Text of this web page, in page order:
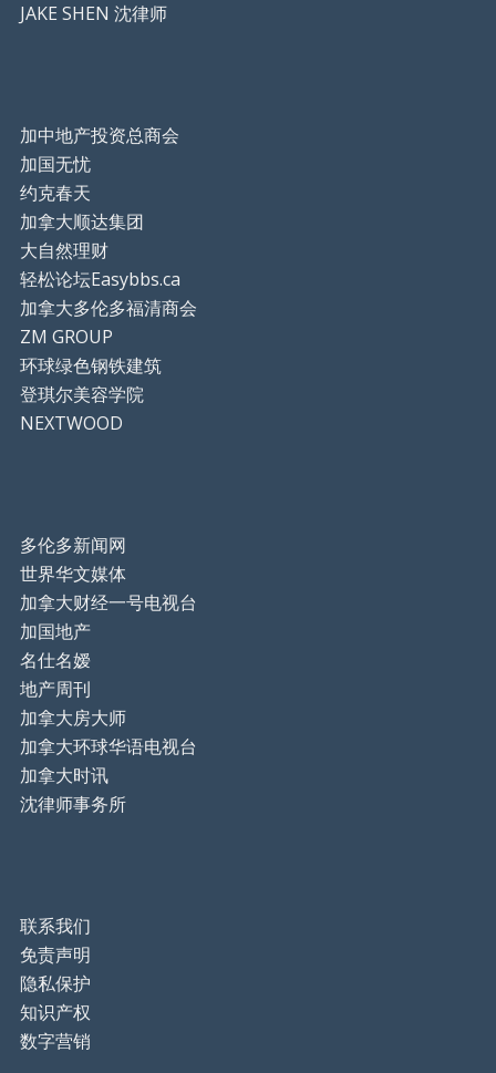
JAKE SHEN 沈律师
加中地产投资总商会
加国无忧
约克春天
加拿大顺达集团
大自然理财
轻松论坛Easybbs.ca
加拿大多伦多福清商会
ZM GROUP
环球绿色钢铁建筑
登琪尔美容学院
NEXTWOOD
多伦多新闻网
世界华文媒体
加拿大财经一号电视台
加国地产
名仕名嫒
地产周刊
加拿大房大师
加拿大环球华语电视台
加拿大时讯
沈律师事务所
联系我们
免责声明
隐私保护
知识产权
数字营销